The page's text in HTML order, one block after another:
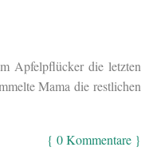
Apfelpflücker die letzten
Mama die restlichen
{ 0 Kommentare }